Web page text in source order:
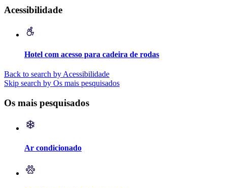
Acessibilidade
Hotel com acesso para cadeira de rodas
Back to search by Acessibilidade
Skip search by Os mais pesquisados
Os mais pesquisados
Ar condicionado